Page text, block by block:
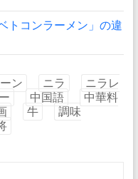
トコンラーメン」の違
ン ニラ
ニラレ
中国語
中華料
牛
調味